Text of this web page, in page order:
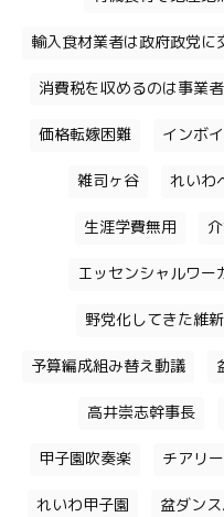
輸入食材業者は政府政党に
消費税を収めるのは事業者
価格転嫁困難 インボ
雑司ヶ谷 れいわ
生涯学費無用
エッセンシャルワー
野党化してきた維新
予算編成組み替え動議
高井崇志幹事長
甲子園吹奏楽 チアリ
れいわ甲子園 盆ダン